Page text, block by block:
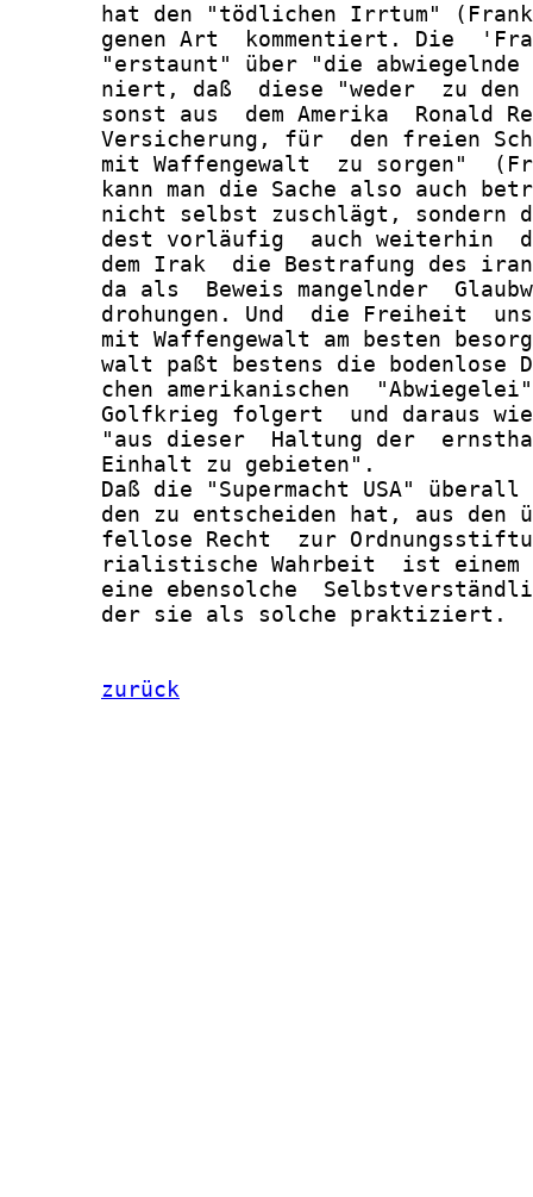
hat den "tödlichen Irrtum"
genen Art  kommentiert. Die
"erstaunt" über "die
niert, daß  diese "weder  zu
sonst aus  dem Amerika  Ronald
Versicherung, für  den freien
mit Waffengewalt  zu sorgen"
kann man die Sache also auch
nicht selbst zuschlägt, sondern
dest vorläufig  auch weiterhin
dem Irak  die Bestrafung des
da als  Beweis mangelnder
drohungen. Und  die Freiheit
mit Waffengewalt am besten
walt paßt bestens die bodenlose
chen amerikanischen
Golfkrieg folgert  und daraus
"aus dieser  Haltung der
       Einhalt zu gebieten".
Daß die "Supermacht USA"
den zu entscheiden hat, aus den
fellose Recht  zur
rialistische Wahrbeit  ist
eine ebensolche
       der sie als solche praktiziert.
zurück